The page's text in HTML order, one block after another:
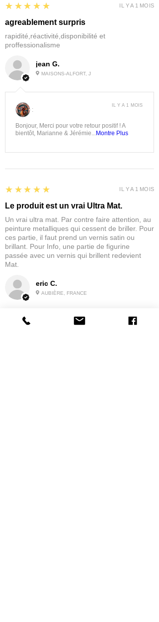
jean G.
MAISONS-ALFORT, J
5
★★★★★
agreablement surpris
rapidité,réactivité,disponibilité et
proffessionalisme
IL Y A 1 MOIS
:
Bonjour, Merci pour votre retour positif ! A
bientôt, Marianne & Jérémie...Montre Plus
IL Y A 1 MOIS
eric C.
AUBIÈRE, FRANCE
5
★★★★★
Le produit est un vrai Ultra Mat.
Un vrai ultra mat. Par contre faire attention, au
peinture metalliques qui cessent de briller. Pour
ces partie, il faut prend un vernis satin ou
brillant. Pour Info, une partie de figurine
passée avec un vernis qui brillent redevient
Mat.
IL Y A 1 MOIS